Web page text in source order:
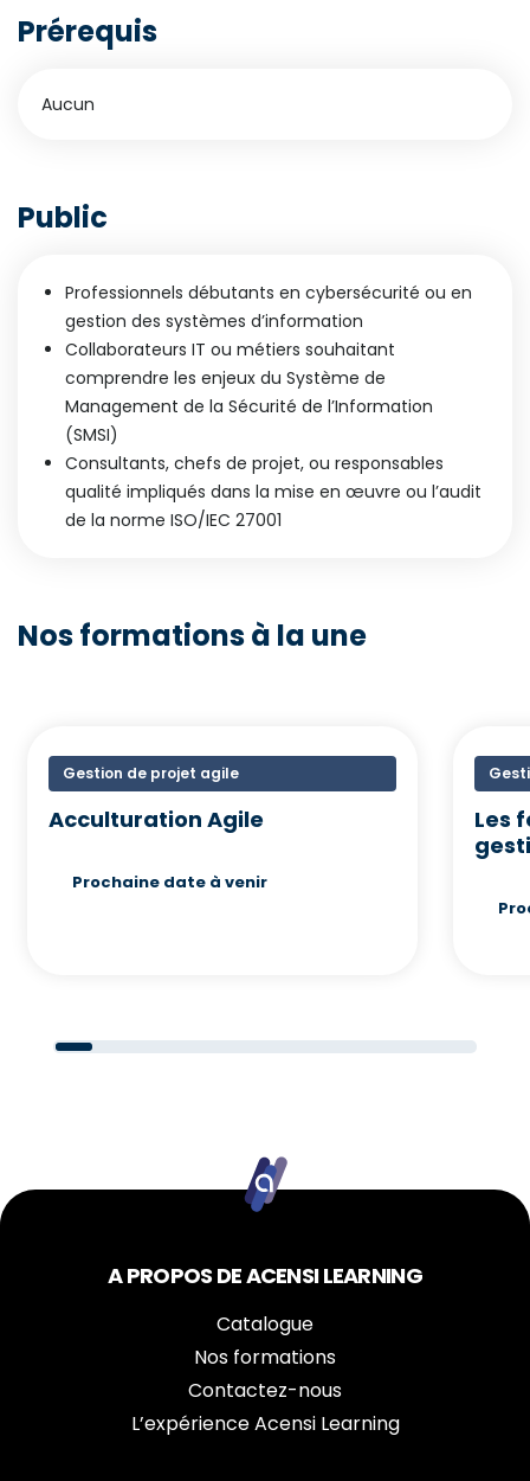
Prérequis
Aucun
Public
Professionnels débutants en cybersécurité ou en
gestion des systèmes d’information
Collaborateurs IT ou métiers souhaitant
comprendre les enjeux du Système de
Management de la Sécurité de l’Information
(SMSI)
Consultants, chefs de projet, ou responsables
qualité impliqués dans la mise en œuvre ou l’audit
de la norme ISO/IEC 27001
Nos formations à la une
Gestion de projet agile
Acculturation Agile
Prochaine date à venir
Les
A PROPOS DE ACENSI LEARNING
Catalogue
Nos formations
Contactez-nous
L’expérience Acensi Learning